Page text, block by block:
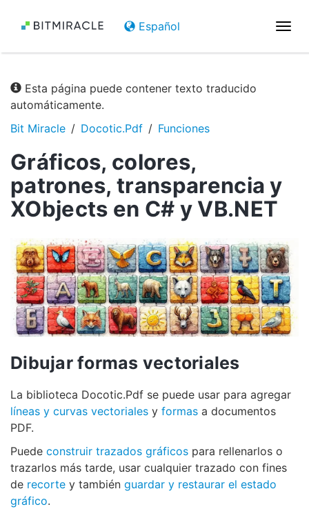
Español
Esta página puede contener texto traducido
automáticamente.
Bit Miracle
Docotic.Pdf Funciones
Gráficos, colores,
patrones, transparencia y
XObjects en C# y VB.NET
Dibujar formas vectoriales
La biblioteca Docotic.Pdf se puede usar para agregar
líneas y curvas vectoriales y formas a documentos
PDF.
Puede construir trazados gráficos para rellenarlos o
trazarlos más tarde, usar cualquier trazado con fines
de recorte y también guardar y restaurar el estado
gráfico.